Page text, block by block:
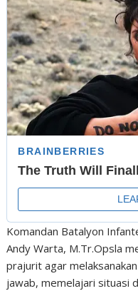
Komandan Batalyon
Andy Warta, M.Tr.Opsla
prajurit agar
jawab, memelajari situasi